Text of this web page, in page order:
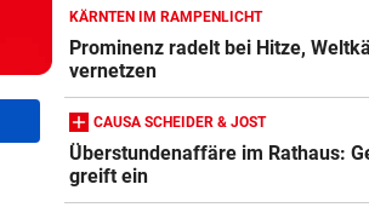
KÄRNTEN IM RAMPENLICHT
Prominenz radelt bei Hitze,
vernetzen
CAUSA SCHEIDER & JOST
Überstundenaffäre im Rathaus:
greift ein